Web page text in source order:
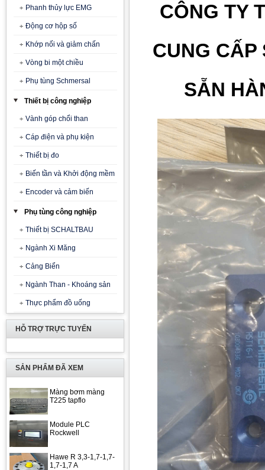
Phanh thủy lực EMG
Động cơ hộp số
Khớp nối và giảm chấn
Vòng bi một chiều
Phụ tùng Schmersal
Thiết bị công nghiệp
Vành góp chổi than
Cáp điện và phụ kiện
Thiết bị đo
Biến tần và Khởi động mềm
Encoder và cảm biến
Phụ tùng công nghiệp
Thiết bị SCHALTBAU
Ngành Xi Măng
Cảng Biển
Ngành Than - Khoáng sản
Thực phẩm đồ uống
HỖ TRỢ TRỰC TUYẾN
SẢN PHẨM ĐÃ XEM
Màng bơm màng
T225 tapflo
Module PLC
Rockwell
Hawe R 3,3-1,7-1,7-
1,7-1,7 A
CÔNG TY
CUNG CẤP
SẴN